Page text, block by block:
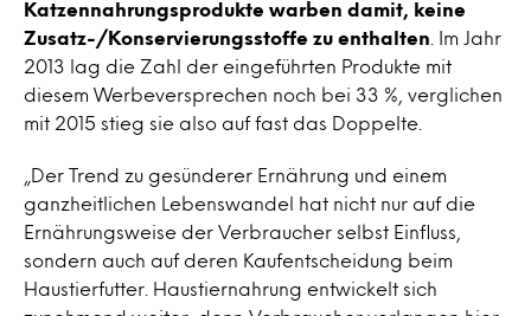
Katzennahrungsprodukte warben damit, keine
Zusatz-/Konservierungsstoffe zu enthalten . Im Jahr
2013 lag die Zahl der eingeführten Produkte mit
diesem Werbeversprechen noch bei 33 %, verglichen
mit 2015 stieg sie also auf fast das Doppelte.
„Der Trend zu gesünderer Ernährung und einem
ganzheitlichen Lebenswandel hat nicht nur auf die
Ernährungsweise der Verbraucher selbst Einfluss,
sondern auch auf deren Kaufentscheidung beim
Haustierfutter. Haustiernahrung entwickelt sich